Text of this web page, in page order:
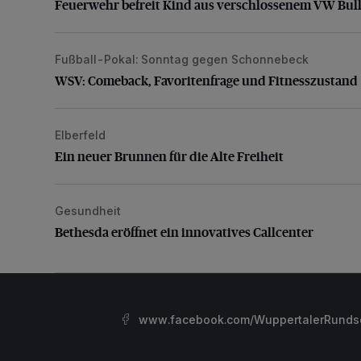
Feuerwehr befreit Kind aus verschlossenem VW
WSV: Comeback, Favoritenfrage und Fitnesszustand
Fußball-Pokal: Sonntag gegen Schonnebeck
WSV: Comeback, Favoritenfrage und Fitnesszustand
Ein neuer Brunnen für die Alte Freiheit
Elberfeld
Ein neuer Brunnen für die Alte Freiheit
Bethesda eröffnet ein innovatives Callcenter
Gesundheit
Bethesda eröffnet ein innovatives Callcenter
www.facebook.com/